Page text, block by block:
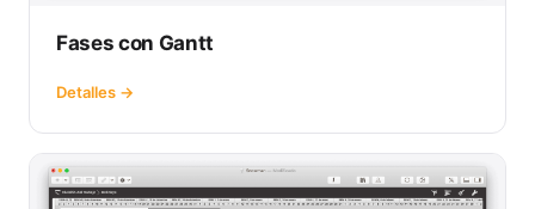
Fases con Gantt
Detalles →